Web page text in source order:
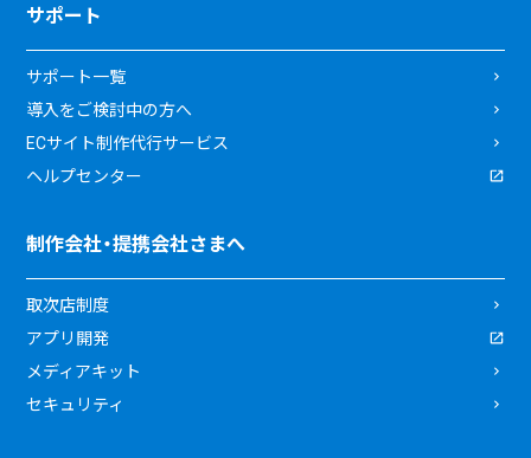
サポート
サポート一覧
導入をご検討中の方へ
ECサイト制作代行サービス
ヘルプセンター
制作会社・提携会社さまへ
取次店制度
アプリ開発
メディアキット
セキュリティ